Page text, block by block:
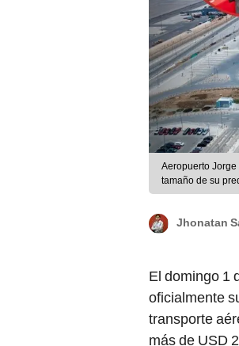
Aeropuerto
tamaño de su
LR(PerúRetail/
Jhonatan
El domingo 1
oficialmente
transporte
más de USD